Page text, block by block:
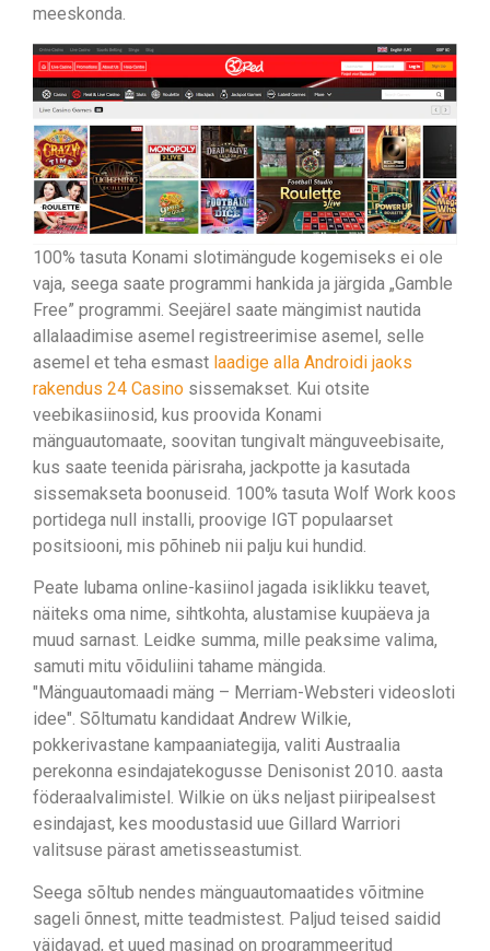
meeskonda.
100% tasuta Konami slotimängude kogemiseks ei ole
vaja, seega saate programmi hankida ja järgida „Gamble
Free” programmi. Seejärel saate mängimist nautida
allalaadimise asemel registreerimise asemel, selle
asemel et teha esmast laadige alla Androidi jaoks
rakendus 24 Casino sissemakset. Kui otsite
veebikasiinosid, kus proovida Konami
mänguautomaate, soovitan tungivalt mänguveebisaite,
kus saate teenida pärisraha, jackpotte ja kasutada
sissemakseta boonuseid. 100% tasuta Wolf Work koos
portidega null installi, proovige IGT populaarset
positsiooni, mis põhineb nii palju kui hundid.
Peate lubama online-kasiinol jagada isiklikku teavet,
näiteks oma nime, sihtkohta, alustamise kuupäeva ja
muud sarnast. Leidke summa, mille peaksime valima,
samuti mitu võiduliini tahame mängida.
"Mänguautomaadi mäng – Merriam-Websteri videosloti
idee". Sõltumatu kandidaat Andrew Wilkie,
pokkerivastane kampaaniategija, valiti Austraalia
perekonna esindajatekogusse Denisonist 2010. aasta
föderaalvalimistel. Wilkie on üks neljast piiripealsest
esindajast, kes moodustasid uue Gillard Warriori
valitsuse pärast ametisseastumist.
Seega sõltub nendes mänguautomaatides võitmine
sageli õnnest, mitte teadmistest. Paljud teised saidid
väidavad, et uued masinad on programmeeritud